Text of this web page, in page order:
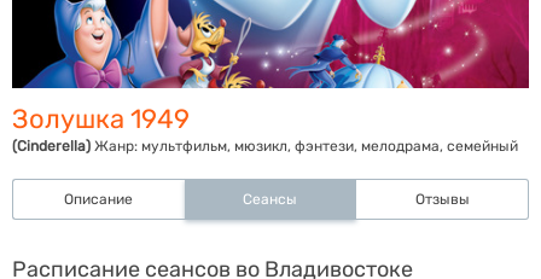
Золушка 1949
(Cinderella) Жанр: мультфильм, мюзикл, фэнтези, мелодрама, семейный
Описание Сеансы Отзывы
Расписание сеансов во Владивостоке